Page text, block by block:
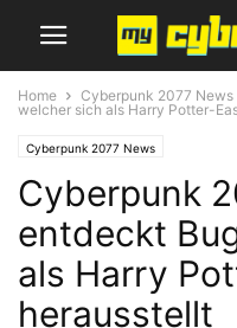
Home Cyberpunk 2077 News
welcher sich als Harry Potter-
Cyberpunk 2077 News
Cyberpunk
entdeckt
als Harry
herausstellt